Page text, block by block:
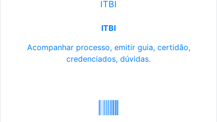
ITBI
ITBI
Acompanhar processo, emitir guia, certidão,
credenciados, dúvidas.